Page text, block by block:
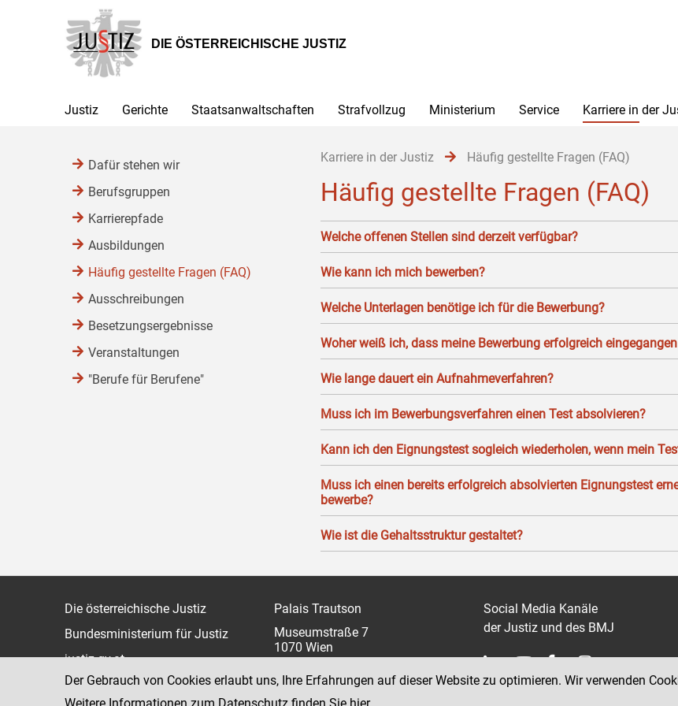
Hauptnavigation
[1]
Inhalt
[2]
Untermenü
[3]
DIE ÖSTERREICHISCHE JUSTIZ
Justiz Gerichte Staatsanwaltschaften Strafvollzug Ministerium Service Karriere in der
Karriere in der Justiz Häufig gestellte Fragen (FAQ)
Häufig gestellte Fragen (FAQ)
Welche offenen Stellen sind derzeit verfügbar?
Wie kann ich mich bewerben?
Welche Unterlagen benötige ich für die Bewerbung?
Woher weiß ich, dass meine Bewerbung erfolgreich
Wie lange dauert ein Aufnahmeverfahren?
Muss ich im Bewerbungsverfahren einen Test absolvieren?
Kann ich den Eignungstest sogleich wiederholen, wenn mein
Muss ich einen bereits erfolgreich absolvierten Eignungstest
bewerbe?
Wie ist die Gehaltsstruktur gestaltet?
Dafür stehen wir
Berufsgruppen
Karrierepfade
Ausbildungen
Häufig gestellte Fragen (FAQ)
Ausschreibungen
Besetzungsergebnisse
Veranstaltungen
"Berufe für Berufene"
Die österreichische Justiz
Bundesministerium für Justiz
justiz.gv.at
bmj.gv.at
Palais Trautson
Museumstraße 7
1070 Wien
Social Media Kanäle
der Justiz und des BMJ
Der Gebrauch von Cookies erlaubt uns, Ihre Erfahrungen auf dieser Website zu optimieren. Wir verwenden